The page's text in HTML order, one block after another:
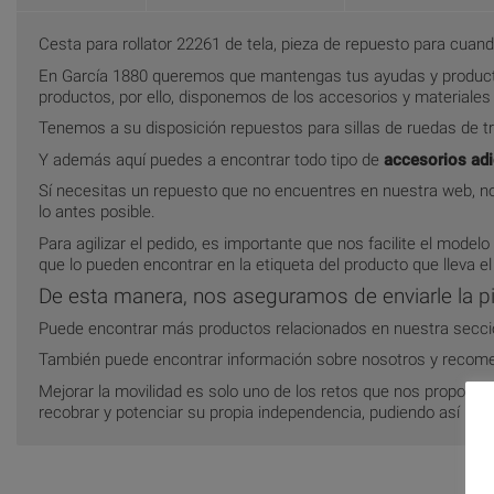
Cesta para rollator 22261 de tela, pieza de repuesto para
En García 1880 queremos que mantengas tus ayudas y
productos, por ello, disponemos de los accesorios y
Tenemos a su disposición repuestos para sillas de ruedas de
Y además aquí puedes a encontrar todo tipo de accesorios
Sí necesitas un repuesto que no encuentres en nuestra web,
lo antes posible.
Para agilizar el pedido, es importante que nos facilite el
que lo pueden encontrar en la etiqueta del producto que lleva
De esta manera, nos aseguramos de enviarle la
Puede encontrar más productos relacionados en nuestra
También puede encontrar información sobre nosotros y
Mejorar la movilidad es solo uno de los retos que nos
recobrar y potenciar su propia independencia, pudiendo así